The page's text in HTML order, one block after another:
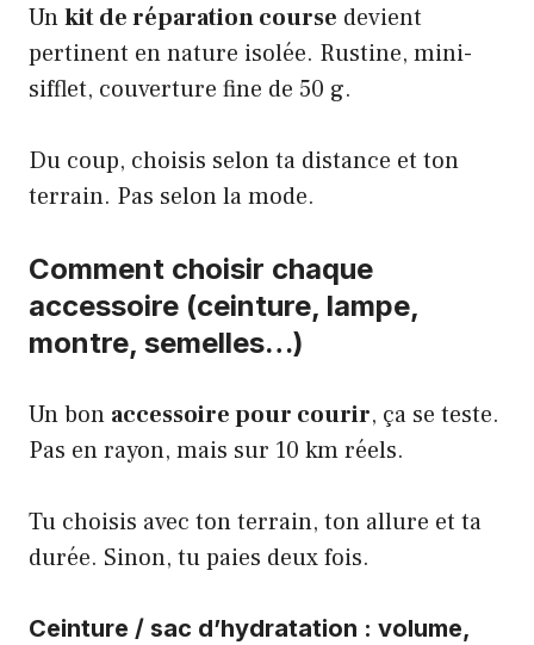
Unkit de réparation course devient
pertinent en nature isolée. Rustine, mini-
sifflet, couverture fine de 50 g.
Du coup, choisis selon ta distance et ton
terrain. Pas selon la mode.
Comment choisir chaque
accessoire (ceinture, lampe,
montre, semelles…)
Un bon accessoire pour courir, ça se teste.
Pas en rayon, mais sur 10 km réels.
Tu choisis avec ton terrain, ton allure et ta
durée. Sinon, tu paies deux fois.
Ceinture / sac d’hydratation : volume,